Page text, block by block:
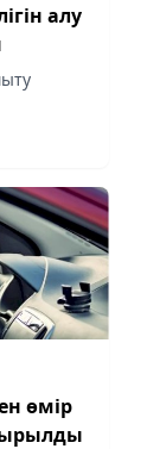
алу
өмір